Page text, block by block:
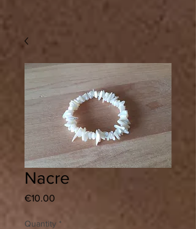
Nacre
€10.00
Quantity *